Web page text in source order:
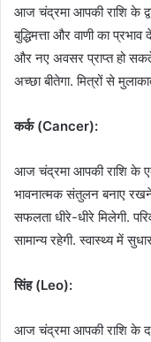
आज चंद्रमा आपकी राशि के
बुद्धिमत्ता और वाणी का
और नए अवसर प्राप्त हो
अच्छा बीतेगा. मित्रों से
कर्क (Cancer):
आज चंद्रमा आपकी राशि के
भावनात्मक संतुलन बनाए
सफलता धीरे-धीरे मिलेगी.
सामान्य रहेगी. स्वास्थ्य में
सिंह (Leo):
आज चंद्रमा आपकी राशि के